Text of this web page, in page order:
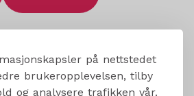
på nettstedet
brukeropplevelsen, tilby
og analysere trafikken vår.